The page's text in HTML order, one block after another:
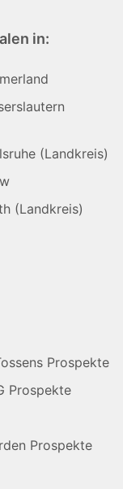
in:
(Landkreis)
(Landkreis)
Prospekte
Prospekte
Prospekte